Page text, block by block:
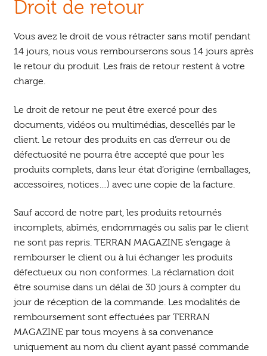
Droit de retour
Vous avez le droit de vous rétracter sans motif pendant
14 jours, nous vous rembourserons sous 14 jours après
le retour du produit. Les frais de retour restent à votre
charge.
Le droit de retour ne peut être exercé pour des
documents, vidéos ou multimédias, descellés par le
client. Le retour des produits en cas d’erreur ou de
défectuosité ne pourra être accepté que pour les
produits complets, dans leur état d’origine (emballages,
accessoires, notices…) avec une copie de la facture.
Sauf accord de notre part, les produits retournés
incomplets, abîmés, endommagés ou salis par le client
ne sont pas repris. TERRAN MAGAZINE s’engage à
rembourser le client ou à lui échanger les produits
défectueux ou non conformes. La réclamation doit
être soumise dans un délai de 30 jours à compter du
jour de réception de la commande. Les modalités de
remboursement sont effectuées par TERRAN
MAGAZINE par tous moyens à sa convenance
uniquement au nom du client ayant passé commande